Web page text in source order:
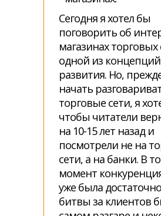
Сегодня я хотел бы
поговорить об
магазинах торговых
одной из
развития. Но,
начать
торговые сети, я
чтобы читатели
на 10-15 лет назад и
посмотрели не на
сети, а на банки. В
момент
уже была
битвы за клиентов